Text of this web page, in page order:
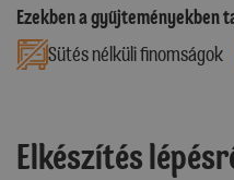
Ezekben a gyűjteményekben
Sütés nélküli finomságok
Elkészítés